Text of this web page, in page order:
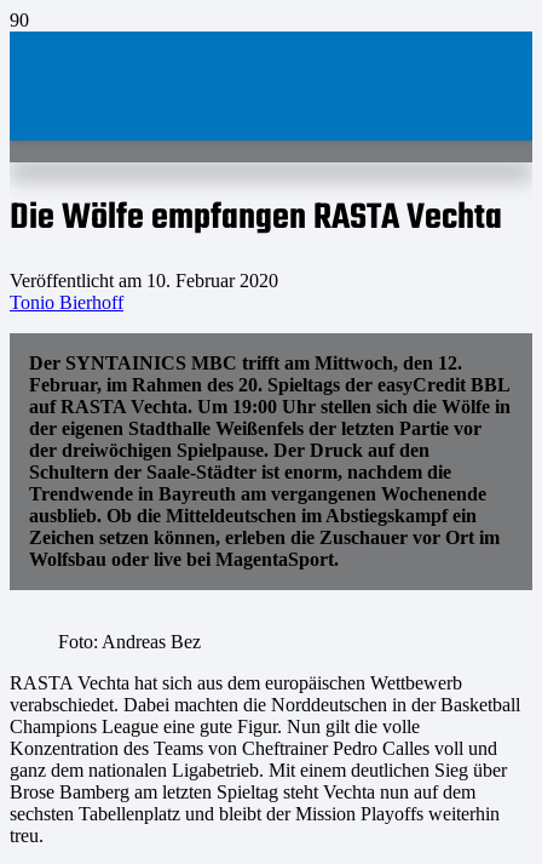
Die Wölfe empfangen RASTA Vechta
Veröffentlicht am 10. Februar 2020
Tonio Bierhoff
Der SYNTAINICS MBC trifft am Mittwoch, den 12.
Februar, im Rahmen des 20. Spieltags der easyCredit BBL
auf RASTA Vechta. Um 19:00 Uhr stellen sich die Wölfe in
der eigenen Stadthalle Weißenfels der letzten Partie vor
der dreiwöchigen Spielpause. Der Druck auf den
Schultern der Saale-Städter ist enorm, nachdem die
Trendwende in Bayreuth am vergangenen Wochenende
ausblieb. Ob die Mitteldeutschen im Abstiegskampf ein
Zeichen setzen können, erleben die Zuschauer vor Ort im
Wolfsbau oder live bei MagentaSport.
Foto: Andreas Bez
RASTA Vechta hat sich aus dem europäischen Wettbewerb
verabschiedet. Dabei machten die Norddeutschen in der Basketball
Champions League eine gute Figur. Nun gilt die volle
Konzentration des Teams von Cheftrainer Pedro Calles voll und
ganz dem nationalen Ligabetrieb. Mit einem deutlichen Sieg über
Brose Bamberg am letzten Spieltag steht Vechta nun auf dem
sechsten Tabellenplatz und bleibt der Mission Playoffs weiterhin
treu.